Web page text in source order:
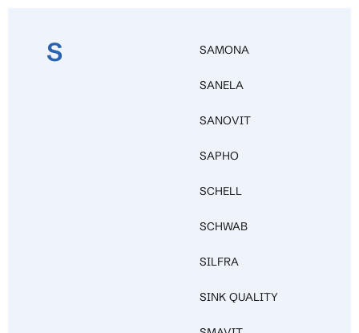
S SAMONA
SANELA
SANOVIT
SAPHO
SCHELL
SCHWAB
SILFRA
SINK QUALITY